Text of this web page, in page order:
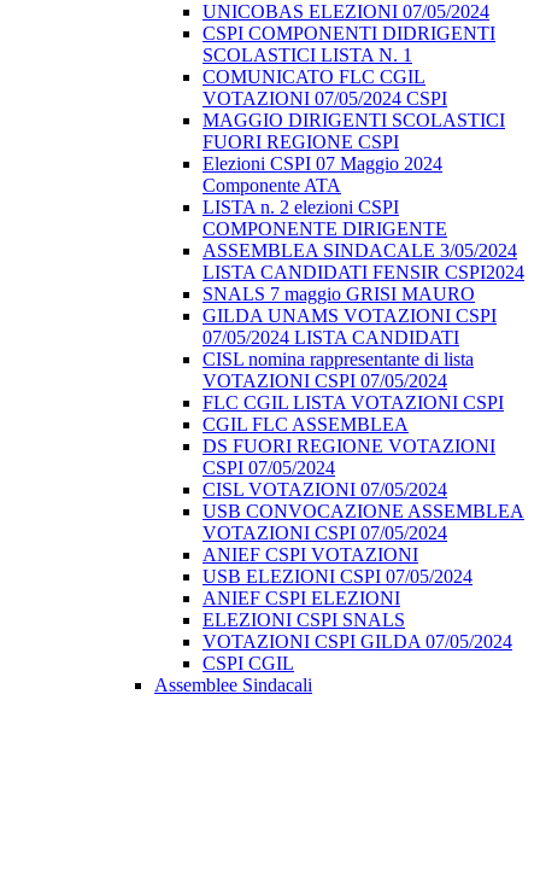
UNICOBAS ELEZIONI 07/05/2024
CSPI COMPONENTI DIDRIGENTI
SCOLASTICI LISTA N. 1
COMUNICATO FLC CGIL
VOTAZIONI 07/05/2024 CSPI
MAGGIO DIRIGENTI SCOLASTICI
FUORI REGIONE CSPI
Elezioni CSPI 07 Maggio 2024
Componente ATA
LISTA n. 2 elezioni CSPI
COMPONENTE DIRIGENTE
ASSEMBLEA SINDACALE 3/05/2024
LISTA CANDIDATI FENSIR CSPI2024
SNALS 7 maggio GRISI MAURO
GILDA UNAMS VOTAZIONI CSPI
07/05/2024 LISTA CANDIDATI
CISL nomina rappresentante di lista
VOTAZIONI CSPI 07/05/2024
FLC CGIL LISTA VOTAZIONI CSPI
CGIL FLC ASSEMBLEA
DS FUORI REGIONE VOTAZIONI
CSPI 07/05/2024
CISL VOTAZIONI 07/05/2024
USB CONVOCAZIONE ASSEMBLEA
VOTAZIONI CSPI 07/05/2024
ANIEF CSPI VOTAZIONI
USB ELEZIONI CSPI 07/05/2024
ANIEF CSPI ELEZIONI
ELEZIONI CSPI SNALS
VOTAZIONI CSPI GILDA 07/05/2024
CSPI CGIL
Assemblee Sindacali